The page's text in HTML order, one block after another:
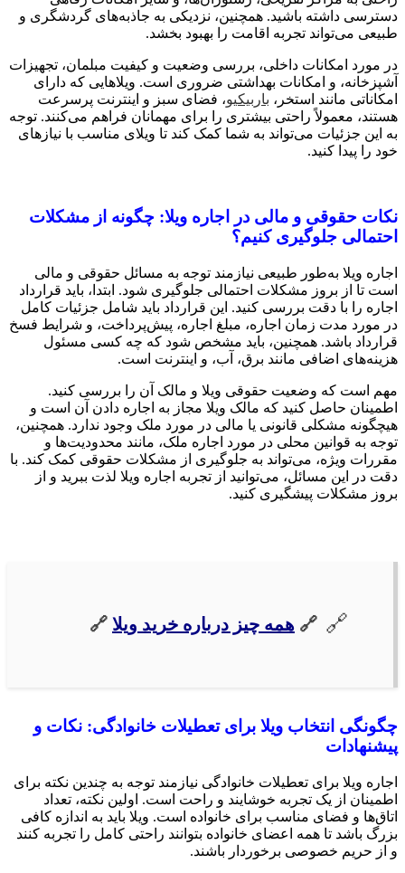
دسترسی داشته باشید. همچنین، نزدیکی به جاذبه‌های گردشگری و
طبیعی می‌تواند تجربه اقامت را بهبود بخشد.
در مورد امکانات داخلی، بررسی وضعیت و کیفیت مبلمان، تجهیزات
آشپزخانه، و امکانات بهداشتی ضروری است. ویلاهایی که دارای
امکاناتی مانند استخر، باربیکیو، فضای سبز و اینترنت پرسرعت
هستند، معمولاً راحتی بیشتری را برای مهمانان فراهم می‌کنند. توجه
به این جزئیات می‌تواند به شما کمک کند تا ویلای مناسب با نیازهای
خود را پیدا کنید.
نکات حقوقی و مالی در اجاره ویلا: چگونه از مشکلات
احتمالی جلوگیری کنیم؟
اجاره ویلا به‌طور طبیعی نیازمند توجه به مسائل حقوقی و مالی
است تا از بروز مشکلات احتمالی جلوگیری شود. ابتدا، باید قرارداد
اجاره را با دقت بررسی کنید. این قرارداد باید شامل جزئیات کامل
در مورد مدت زمان اجاره، مبلغ اجاره، پیش‌پرداخت، و شرایط فسخ
قرارداد باشد. همچنین، باید مشخص شود که چه کسی مسئول
هزینه‌های اضافی مانند برق، آب، و اینترنت است.
مهم است که وضعیت حقوقی ویلا و مالک آن را بررسی کنید.
اطمینان حاصل کنید که مالک ویلا مجاز به اجاره دادن آن است و
هیچگونه مشکلی قانونی یا مالی در مورد ملک وجود ندارد. همچنین،
توجه به قوانین محلی در مورد اجاره ملک، مانند محدودیت‌ها و
مقررات ویژه، می‌تواند به جلوگیری از مشکلات حقوقی کمک کند. با
دقت در این مسائل، می‌توانید از تجربه اجاره ویلا لذت ببرید و از
بروز مشکلات پیشگیری کنید.
🔗 همه چیز درباره خرید ویلا 🔗
چگونگی انتخاب ویلا برای تعطیلات خانوادگی: نکات و
پیشنهادات
اجاره ویلا برای تعطیلات خانوادگی نیازمند توجه به چندین نکته برای
اطمینان از یک تجربه خوشایند و راحت است. اولین نکته، تعداد
اتاق‌ها و فضای مناسب برای خانواده است. ویلا باید به اندازه کافی
بزرگ باشد تا همه اعضای خانواده بتوانند راحتی کامل را تجربه کنند
و از حریم خصوصی برخوردار باشند.